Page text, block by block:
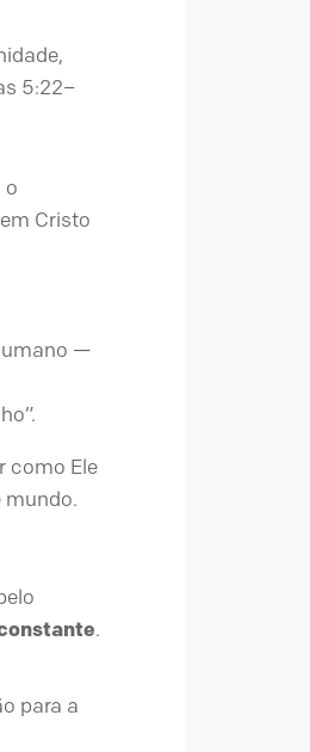
5:22–
o
Cristo
—
como Ele
mundo.
.
para a